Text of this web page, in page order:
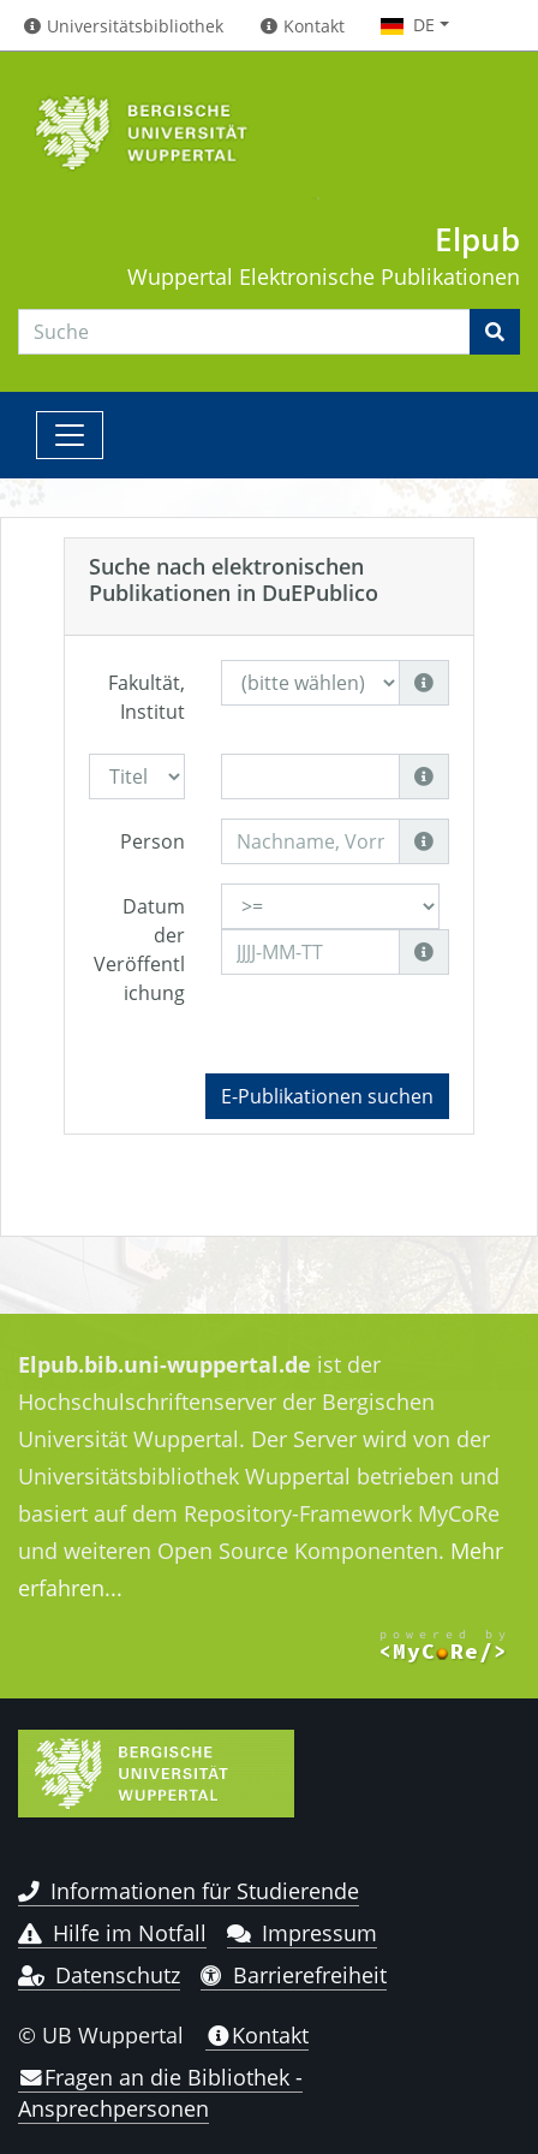
Universitätsbibliothek Kontakt DE
Elpub
Wuppertal Elektronische Publikationen
Suche nach elektronischen
Publikationen in DuEPublico
Fakultät,
Institut
Person
Datum
der
Veröffentl
ichung
E-Publikationen suchen
Elpub.bib.uni-wuppertal.de ist der
Hochschulschriftenserver der Bergischen
Universität Wuppertal. Der Server wird von der
Universitätsbibliothek Wuppertal betrieben und
basiert auf dem Repository-Framework MyCoRe
und weiteren Open Source Komponenten. Mehr
erfahren...
Informationen für Studierende
Hilfe im Notfall
Impressum
Datenschutz
Barrierefreiheit
© UB Wuppertal
Kontakt
Fragen an die Bibliothek -
Ansprechpersonen